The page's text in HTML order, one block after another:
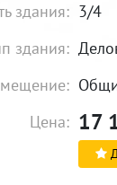
здания: 3/4
здания:
Цена: 17